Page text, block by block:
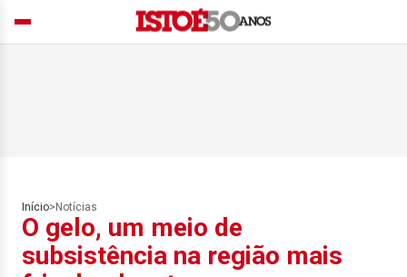
Início> Notícias
O gelo, um meio de
subsistência na região mais